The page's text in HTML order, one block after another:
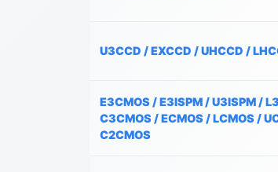
U3CCD / EXCCD / UHCCD /
E3CMOS / E3ISPM / U3ISPM /
C3CMOS / ECMOS / LCMOS /
C2CMOS